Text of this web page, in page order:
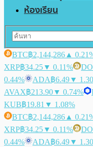
ห้องเรียน
BTC฿2,144,286 ▲
XRP฿34.25▼ 0.11%
0.44%
ADA฿6.49▼
AVAX฿213.90▼ 0.74%
KUB฿19.81 ▼ 1.08%
BTC฿2,144,286 ▲
XRP฿34.25▼ 0.11%
0.44%
ADA฿6.49▼